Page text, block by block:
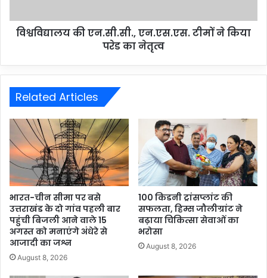
विश्वविद्यालय की एन.सी.सी., एन.एस.एस. टीमों ने किया
परेड का नेतृत्व
Related Articles
भारत-चीन सीमा पर बसे
उत्तराखंड के दो गांव पहली बार
पहुंची बिजली आने वाले 15
अगस्त को मनाएंगे अंधेरे से
आजादी का जश्न
August 8, 2026
100 किडनी ट्रांसप्लांट की
सफलता, हिम्स जौलीग्रांट ने
बढ़ाया चिकित्सा सेवाओं का
भरोसा
August 8, 2026